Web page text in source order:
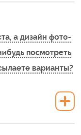
а дизайн фото-
посмотреть
варианты?